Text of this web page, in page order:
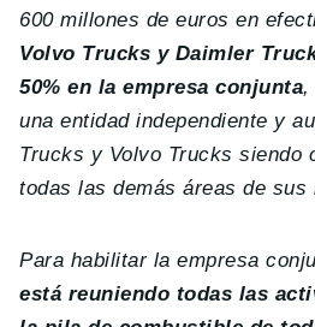
600 millones de euros en
Volvo Trucks y Daimler
50% en la empresa conjunta,
una entidad independiente y
Trucks y Volvo Trucks siendo
todas las demás áreas de sus
Para habilitar la empresa
está reuniendo todas las